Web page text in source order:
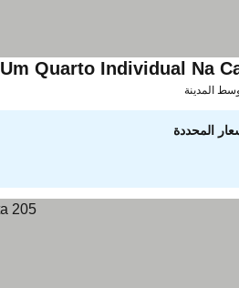
Um Quarto Individual Na
المحددة